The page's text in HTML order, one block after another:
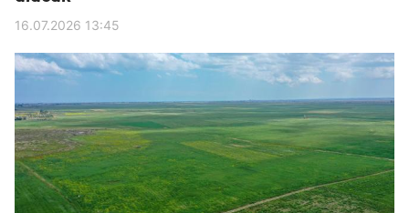
16.07.2026 13:45